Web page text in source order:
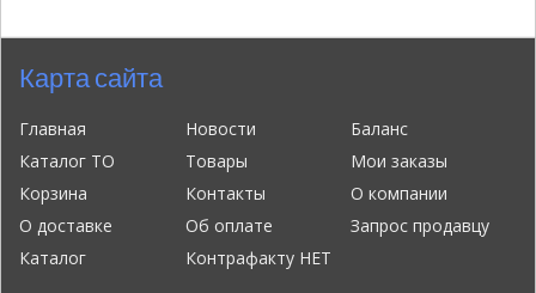
Карта сайта
Главная Новости
Баланс
Каталог ТО
Товары
Мои заказы
Корзина
Контакты
О компании
О доставке
Об оплате
Запрос продавцу
Каталог
Контрафакту НЕТ